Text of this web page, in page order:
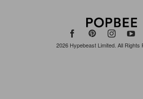
2026 Hypebeast Limited. All Rights